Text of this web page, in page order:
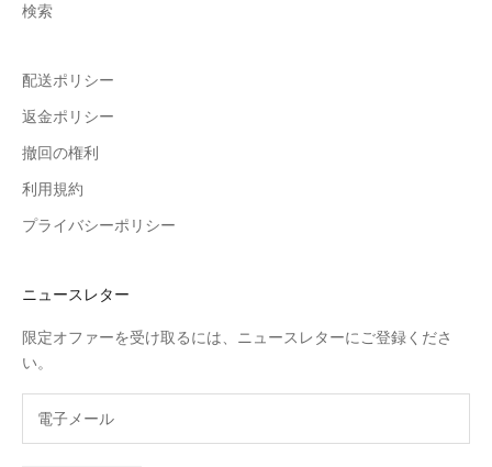
検索
配送ポリシー
返金ポリシー
撤回の権利
利用規約
プライバシーポリシー
ニュースレター
限定オファーを受け取るには、ニュースレターにご登録くださ
い。